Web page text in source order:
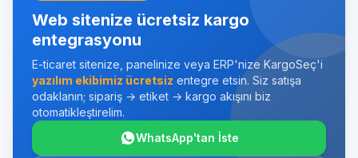
Web sitenize ücretsiz kargo
entegrasyonu
E-ticaret sitenize, panelinize veya ERP'nize KargoSeç'i
yazılım ekibimiz ücretsiz entegre etsin. Siz satışa
odaklanın; sipariş → etiket → kargo akışını biz
otomatikleştirelim.
WhatsApp'tan İste